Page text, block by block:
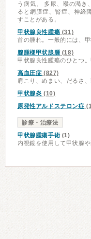
う病気。 多尿、喉の渇き
ると網膜症、腎症、神経
すことがある。
甲状腺良性腫瘍 (31)
首の腫れ。一般的には、
腺腫様甲状腺腫(18)
甲状腺良性腫瘍のひとつ
高血圧症 (827)
肩こり、めまい、だるさ
甲状腺炎 (10)
原発性アルドステロン症
診療・治療法
甲状腺腫瘍手術 (1)
内視鏡を使用して甲状腺